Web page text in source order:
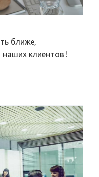
ближе,
наших клиентов !